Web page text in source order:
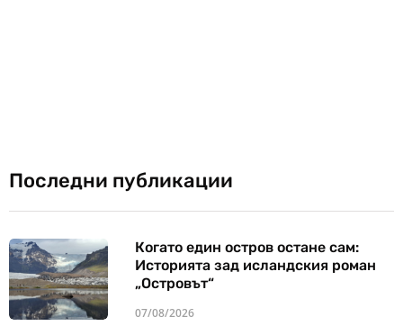
Последни публикации
Когато един остров остане сам:
Историята зад исландския роман
„Островът“
07/08/2026